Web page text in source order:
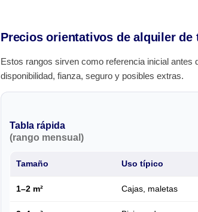
Precios orientativos de alquiler de
Estos rangos sirven como referencia inicial antes
disponibilidad, fianza, seguro y posibles extras.
Tabla rápida
(rango mensual)
Tamaño Uso típico
1–2 m² Cajas, maletas